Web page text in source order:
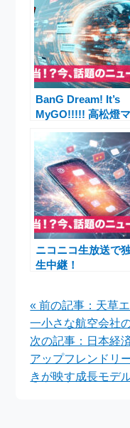
BanG Dream! It’s
MyGO!!!!! 高松燈
設置決定
ニコニコ生放送で
生中継！
RETURNZ -アオノ
ライ×BIG BANG!-
東京公演の全貌
« 前の記事：天草
一小さな航空会社
次の記事：日本経
アップフレンドリ
きが映す成長モデ